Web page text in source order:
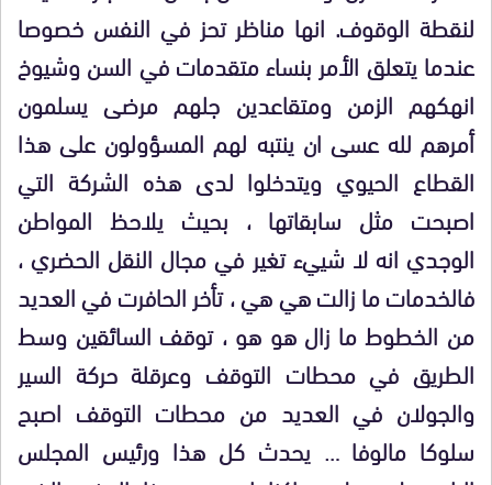
لنقطة الوقوف. انها مناظر تحز في النفس خصوصا
عندما يتعلق الأمر بنساء متقدمات في السن وشيوخ
انهكهم الزمن ومتقاعدين جلهم مرضى يسلمون
أمرهم لله عسى ان ينتبه لهم المسؤولون على هذا
القطاع الحيوي ويتدخلوا لدى هذه الشركة التي
اصبحت مثل سابقاتها ، بحيث يلاحظ المواطن
الوجدي انه لا شييء تغير في مجال النقل الحضري ،
فالخدمات ما زالت هي هي ، تأخر الحافرت في العديد
من الخطوط ما زال هو هو ، توقف السائقين وسط
الطريق في محطات التوقف وعرقلة حركة السير
والجولان في العديد من محطات التوقف اصبح
سلوكا مالوفا … يحدث كل هذا ورئيس المجلس